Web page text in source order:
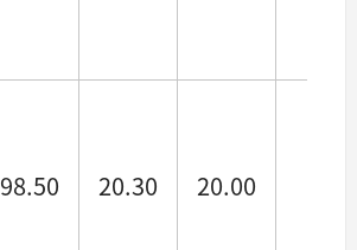
98.50 20.30 20.00